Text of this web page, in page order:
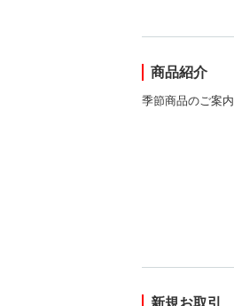
商品紹介
季節商品のご案内
新規お取引